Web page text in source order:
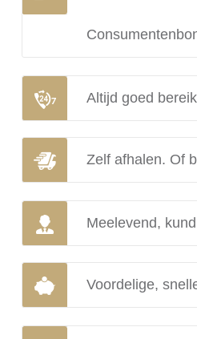
Altijd goed
Zelf afhalen. Of
Meelevend,
Voordelige,